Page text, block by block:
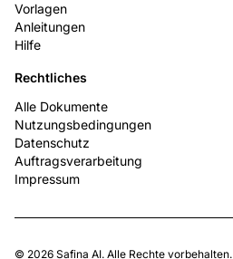
Vorlagen
Anleitungen
Hilfe
Rechtliches
Alle Dokumente
Nutzungsbedingungen
Datenschutz
Auftragsverarbeitung
Impressum
© 2026 Safina AI. Alle Rechte vorbehalten.